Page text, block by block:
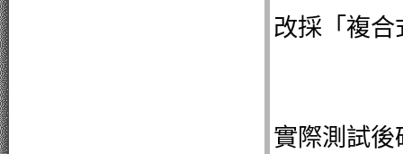
改採「複
實際測試後